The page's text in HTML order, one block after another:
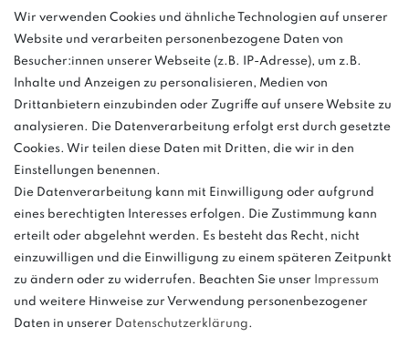
info@bonvenon.de
03763 4048350
Montag - Freitag, 08:00 - 16:00
Anrufe aus dem dt. Festnetz zum Ortstarif, Preise aus dem Mobilfunknetz
ggf. abweichend (abhängig vom Provider).
und
weitere.
Wir verwenden Cookies und ähnliche Technologien auf unserer
Website und verarbeiten personenbezogene Daten von
Besucher:innen unserer Webseite (z.B. IP-Adresse), um z.B.
Inhalte und Anzeigen zu personalisieren, Medien von
Drittanbietern einzubinden oder Zugriffe auf unsere Website zu
analysieren. Die Datenverarbeitung erfolgt erst durch gesetzte
Cookies. Wir teilen diese Daten mit Dritten, die wir in den
Einstellungen benennen.
Die Datenverarbeitung kann mit Einwilligung oder aufgrund
eines berechtigten Interesses erfolgen. Die Zustimmung kann
erteilt oder abgelehnt werden. Es besteht das Recht, nicht
einzuwilligen und die Einwilligung zu einem späteren Zeitpunkt
zu ändern oder zu widerrufen. Beachten Sie unser
Impressum
und weitere Hinweise zur Verwendung personenbezogener
Daten in unserer Daten­schutz­erklärung.